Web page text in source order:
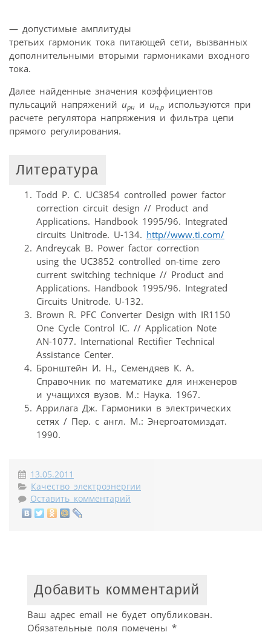
— допустимые амплитуды
третьих гармоник тока питающей сети, вызванных
дополнительными вторыми гармониками входного
тока.
Далее найденные значения коэффициентов
пульсаций напряжений uрн и uп.р используются при
расчете регулятора напряжения и фильтра цепи
прямого регулирования.
Литература
Todd P. C. UC3854 controlled power factor
correction circuit design // Product аnd
Applications. Handbook 1995/96. Integrated
circuits Unitrode. U-134. http//www.ti.com/
Andreycak B. Power factor correction
using the UC3852 controlled on-time zero
current switching technique // Product and
Applications. Handbook 1995/96. Integrated
Circuits Unitrode. U-132.
Brown R. PFC Converter Design with IR1150
One Cycle Control IC. // Application Note
AN-1077. International Rectifier Technical
Assistance Center.
Бронштейн И. Н., Семендяев К. А.
Справочник по математике для инженеров
и учащихся вузов. М.: Наука. 1967.
Аррилага Дж. Гармоники в электрических
сетях / Пер. с англ. М.: Энергоатомиздат.
1990.
13.05.2011
Качество электроэнергии
Оставить комментарий
Добавить комментарий
Ваш адрес email не будет опубликован.
Обязательные поля помечены *